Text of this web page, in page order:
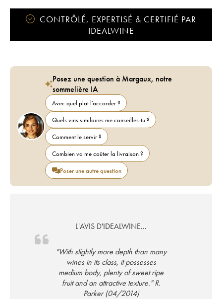
CONTRÔLÉ, EXPERTISÉ & CERTIFIÉ PAR
IDEALWINE
Posez une question à Margaux, notre
sommelière IA
Avec quel plat l'accorder ?
Quels vins similaires me conseilles-tu ?
Comment le servir ?
Combien va me coûter la livraison ?
Poser une autre question
L'AVIS D'IDEALWINE...
"With slightly more depth than many
wines in its class, it possesses
medium body, plenty of sweet ripe
fruit and an attractive texture." R.
Parker (04/2014)